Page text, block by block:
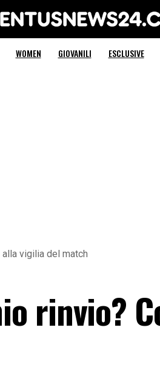
Juventus News 24
WOMEN GIOVANILI ESCLUSIVE
vigilia del match
rinvio?